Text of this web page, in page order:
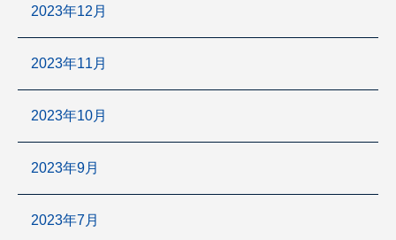
2023年12月
2023年11月
2023年10月
2023年9月
2023年7月